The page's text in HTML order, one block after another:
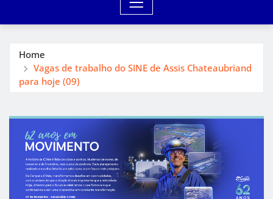
Home
Vagas de trabalho do SINE de Assis Chateaubriand
para hoje (09)